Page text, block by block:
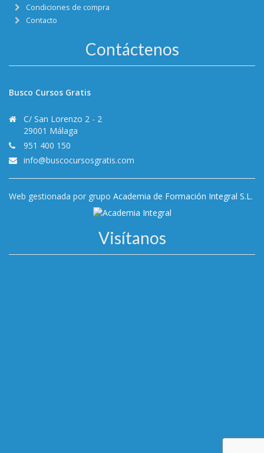
Condiciones de compra
Contacto
Contáctenos
Busco Cursos Gratis
C/ San Lorenzo 2 - 2
29001 Málaga
951 400 150
info@buscocursosgratis.com
Web gestionada por grupo Academia de Formación Integral S.L.
Visítanos